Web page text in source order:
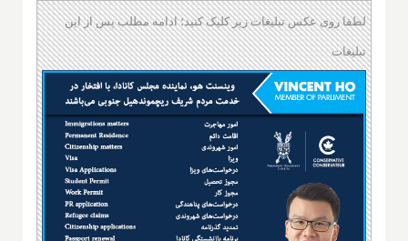
لطفا روی عکس تبلیغات زیر کلیک کنید؛ ادامه مطلب پس از این
تبلیغات